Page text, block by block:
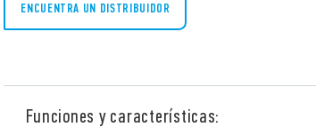
ENCUENTRA UN DISTRIBUIDOR
Funciones y características: